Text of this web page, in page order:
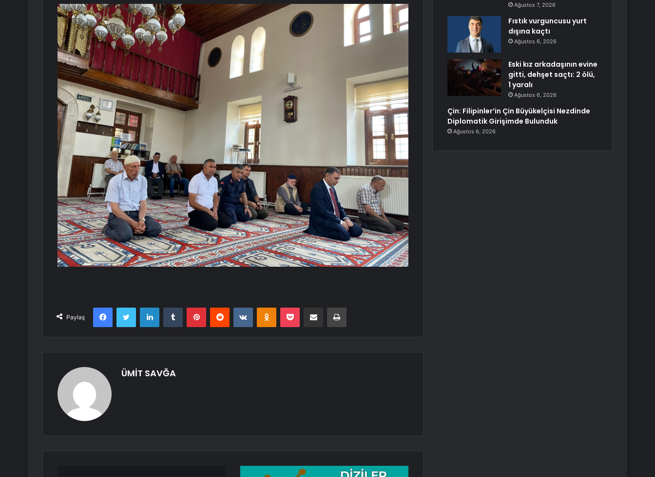
Paylaş
FacebookTwitter LinkedInTumblr PinterestReddit VKontakteOdnoklassniki
Pocket E-Posta ile paylaş Yazdır
ÜMİT SAVĞA
Ağustos 7, 2026
Fıstık vurguncusu yurt
dışına kaçtı
Ağustos 6, 2026
Eski kız arkadaşının evine
gitti, dehşet saçtı: 2 ölü,
1 yaralı
Ağustos 6, 2026
Çin: Filipinler’in Çin Büyükelçisi Nezdinde
Diplomatik Girişimde Bulunduk
Ağustos 6, 2026